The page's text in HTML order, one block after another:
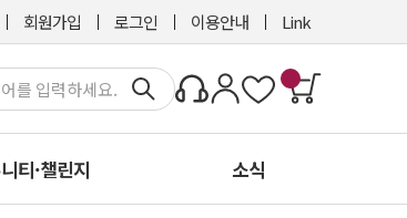
회원가입 로그인 이용안내 Link
티·챌린지 소식